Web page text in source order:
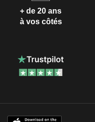
+ de 20 ans
à vos côtés